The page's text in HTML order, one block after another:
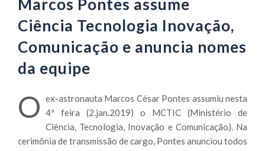
Marcos Pontes assume
Ciência Tecnologia Inovação,
Comunicação e anuncia nomes
da equipe
O ex-astronauta Marcos César Pontes assumiu nesta
4ª feira (2.jan.2019) o MCTIC (Ministério de
Ciência, Tecnologia, Inovação e Comunicação). Na
cerimônia de transmissão de cargo, Pontes anunciou todos